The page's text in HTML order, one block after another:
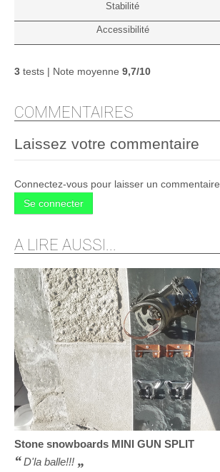
Stabilité
Accessibilité
3 tests | Note moyenne 9,7/10
COMMENTAIRES
Laissez votre commentaire
Connectez-vous pour laisser un commentaire
Se connecter
A LIRE AUSSI...
Stone snowboards MINI GUN SPLIT
D'la balle!!!